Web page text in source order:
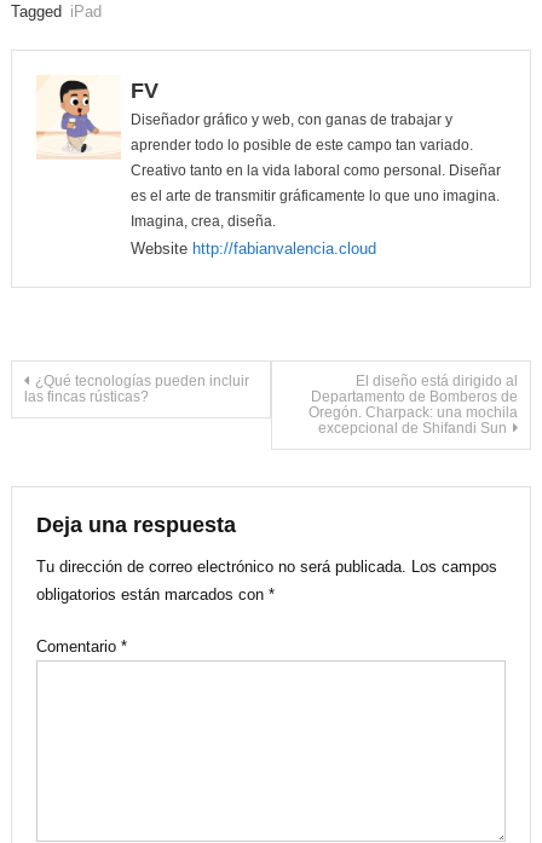
Tagged iPad
FV
Diseñador gráfico y web, con ganas de trabajar y
aprender todo lo posible de este campo tan variado.
Creativo tanto en la vida laboral como personal. Diseñar
es el arte de transmitir gráficamente lo que uno imagina.
Imagina, crea, diseña.
Website http://fabianvalencia.cloud
Navegación
entradas
¿Qué tecnologías pueden incluir
las fincas rústicas?
El diseño está dirigido al
Departamento de Bomberos de
Oregón. Charpack: una mochila
excepcional de Shifandi Sun
Deja una respuesta
Tu dirección de correo electrónico no será publicada.
Los campos
obligatorios están marcados con *
Comentario *